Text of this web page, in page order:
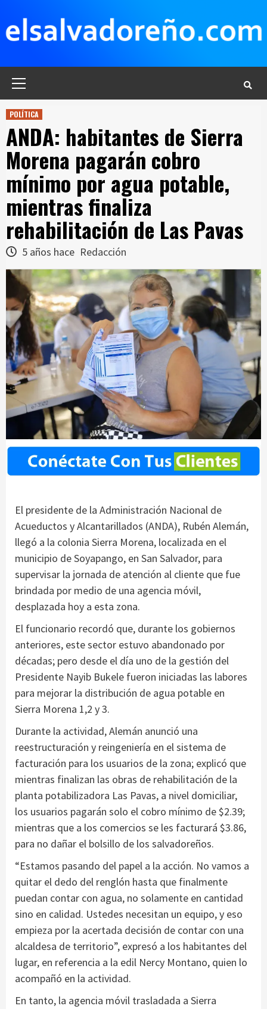
contenido
POLÍTICA
ANDA: habitantes de Sierra
Morena pagarán cobro
mínimo por agua potable,
mientras finaliza
rehabilitación de Las Pavas
5 años hace Redacción
El presidente de la Administración Nacional de
Acueductos y Alcantarillados (ANDA), Rubén Alemán,
llegó a la colonia Sierra Morena, localizada en el
municipio de Soyapango, en San Salvador, para
supervisar la jornada de atención al cliente que fue
brindada por medio de una agencia móvil,
desplazada hoy a esta zona.
El funcionario recordó que, durante los gobiernos
anteriores, este sector estuvo abandonado por
décadas; pero desde el día uno de la gestión del
Presidente Nayib Bukele fueron iniciadas las labores
para mejorar la distribución de agua potable en
Sierra Morena 1,2 y 3.
Durante la actividad, Alemán anunció una
reestructuración y reingeniería en el sistema de
facturación para los usuarios de la zona; explicó que
mientras finalizan las obras de rehabilitación de la
planta potabilizadora Las Pavas, a nivel domiciliar,
los usuarios pagarán solo el cobro mínimo de $2.39;
mientras que a los comercios se les facturará $3.86,
para no dañar el bolsillo de los salvadoreños.
“Estamos pasando del papel a la acción. No vamos a
quitar el dedo del renglón hasta que finalmente
puedan contar con agua, no solamente en cantidad
sino en calidad. Ustedes necesitan un equipo, y eso
empieza por la acertada decisión de contar con una
alcaldesa de territorio”, expresó a los habitantes del
lugar, en referencia a la edil Nercy Montano, quien lo
acompañó en la actividad.
En tanto, la agencia móvil trasladada a Sierra